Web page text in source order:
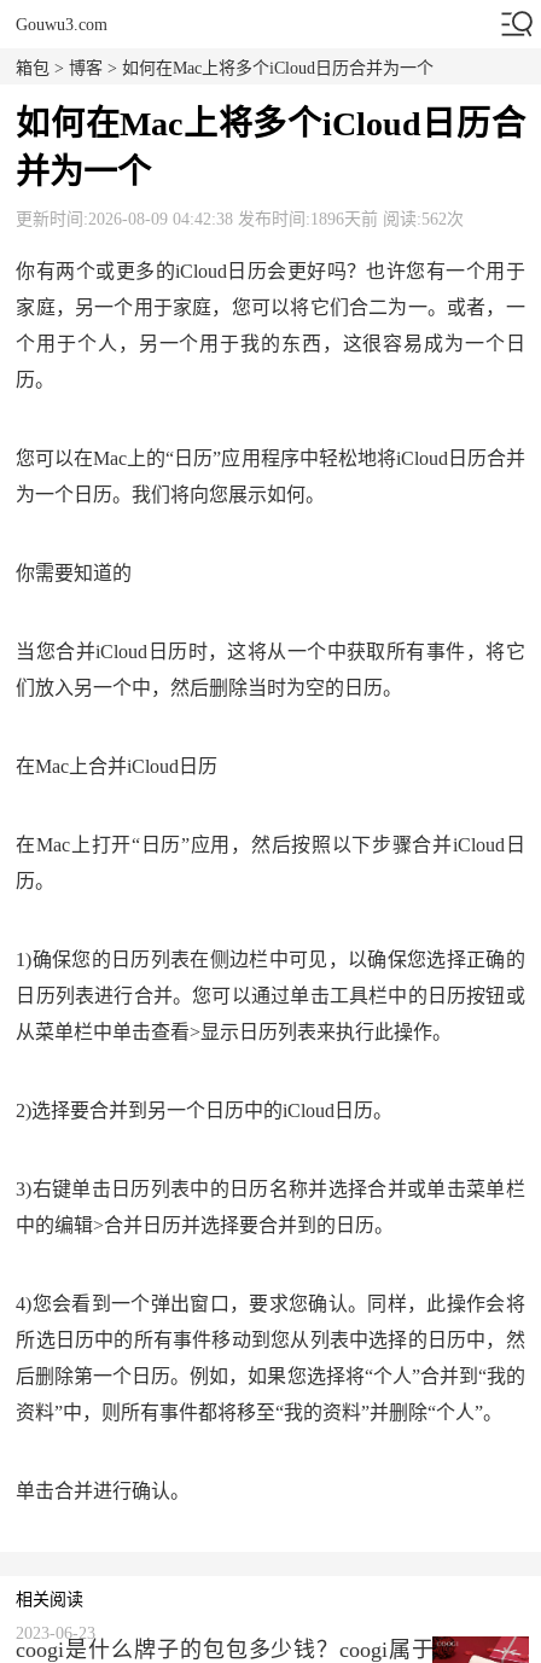
Gouwu3.com
箱包 >博客 > 如何在Mac上将多个iCloud日历合并为一个
如何在Mac上将多个iCloud日历合
并为一个
更新时间:2026-08-09 04:42:38 发布时间:1896天前 阅读:562次
你有两个或更多的iCloud日历会更好吗？也许您有一个用于
家庭，另一个用于家庭，您可以将它们合二为一。或者，一
个用于个人，另一个用于我的东西，这很容易成为一个日
历。
您可以在Mac上的“日历”应用程序中轻松地将iCloud日历合并
为一个日历。我们将向您展示如何。
你需要知道的
当您合并iCloud日历时，这将从一个中获取所有事件，将它
们放入另一个中，然后删除当时为空的日历。
在Mac上合并iCloud日历
在Mac上打开“日历”应用，然后按照以下步骤合并iCloud日
历。
1)确保您的日历列表在侧边栏中可见，以确保您选择正确的
日历列表进行合并。您可以通过单击工具栏中的日历按钮或
从菜单栏中单击查看>显示日历列表来执行此操作。
2)选择要合并到另一个日历中的iCloud日历。
3)右键单击日历列表中的日历名称并选择合并或单击菜单栏
中的编辑>合并日历并选择要合并到的日历。
4)您会看到一个弹出窗口，要求您确认。同样，此操作会将
所选日历中的所有事件移动到您从列表中选择的日历中，然
后删除第一个日历。例如，如果您选择将“个人”合并到“我的
资料”中，则所有事件都将移至“我的资料”并删除“个人”。
单击合并进行确认。
相关阅读
coogi是什么牌子的包包多少钱？coogi属于什么档次
2023-06-23